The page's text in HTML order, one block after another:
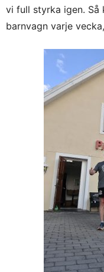
vi full styrka igen. Så
barnvagn varje